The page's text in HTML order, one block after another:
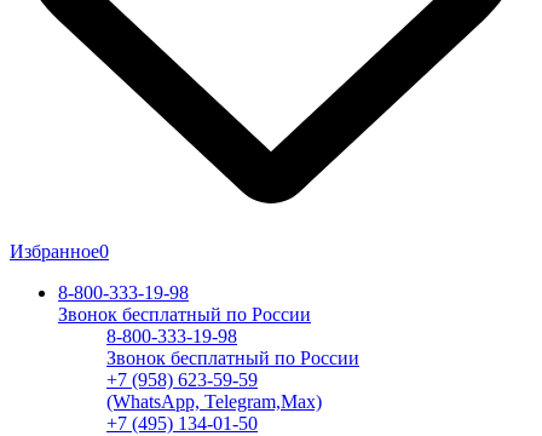
Избранное0
8-800-333-19-98
Звонок бесплатный по России
8-800-333-19-98
Звонок бесплатный по России
+7 (958) 623-59-59
(WhatsApp, Telegram,Max)
+7 (495) 134-01-50